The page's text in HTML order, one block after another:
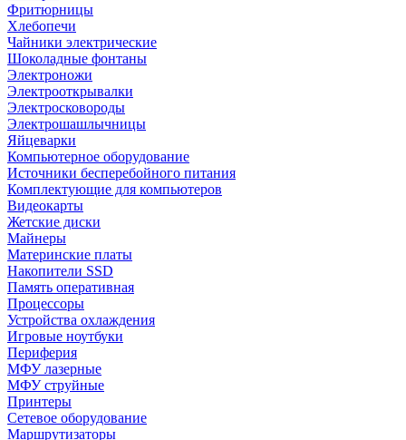
Фритюрницы
Хлебопечи
Чайники электрические
Шоколадные фонтаны
Электроножи
Электрооткрывалки
Электросковороды
Электрошашлычницы
Яйцеварки
Компьютерное оборудование
Источники бесперебойного питания
Комплектующие для компьютеров
Видеокарты
Жетские диски
Майнеры
Материнские платы
Накопители SSD
Память оперативная
Процессоры
Устройства охлаждения
Игровые ноутбуки
Периферия
МФУ лазерные
МФУ струйные
Принтеры
Сетевое оборудование
Маршрутизаторы